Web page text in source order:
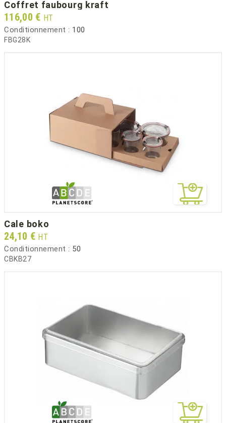
coffret faubourg kraft
Prix
116,00 € HT
Conditionnement : 100
FBG28K
cale boko
Prix
24,10 € HT
Conditionnement : 50
CBKB27